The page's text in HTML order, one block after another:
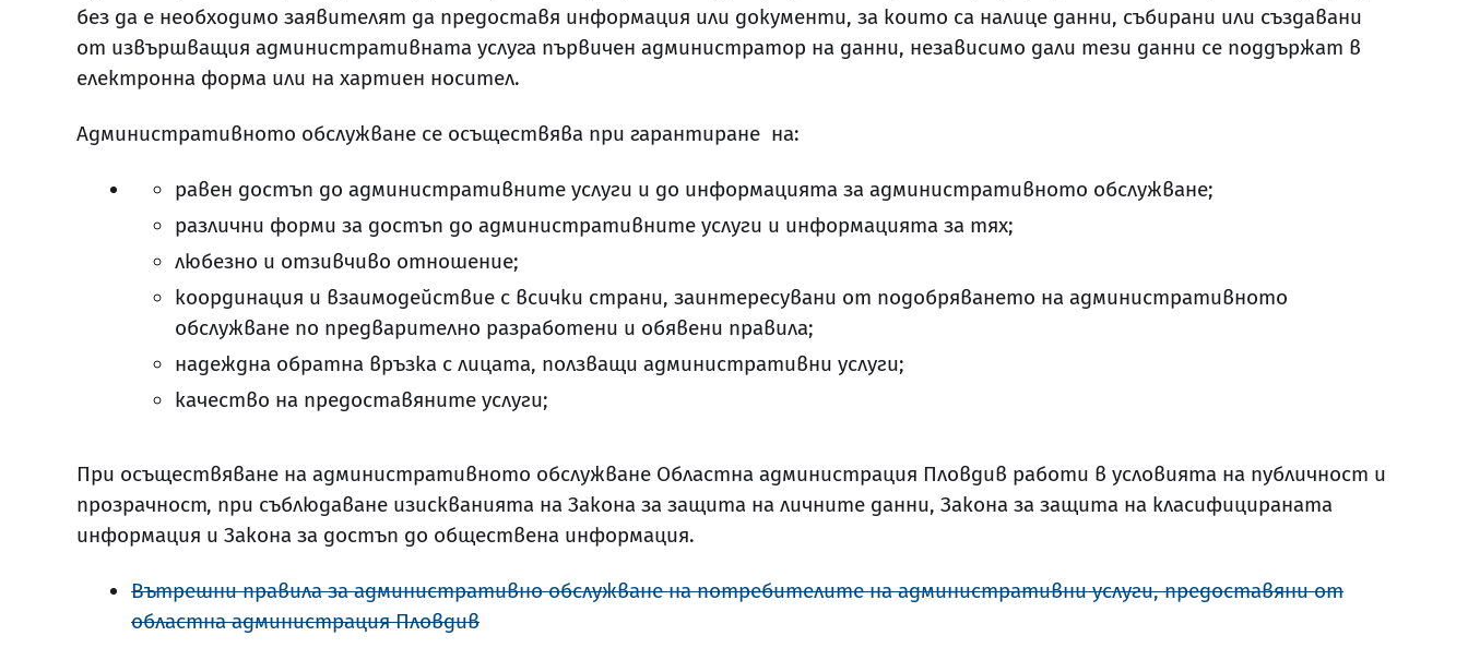
без да е необходимо заявителят да предоставя информация или документи, за които са налице данни, събирани или създавани
от извършващия административната услуга първичен администратор на данни, независимо дали тези данни се поддържат в
електронна форма или на хартиен носител.
Административното обслужване се осъществява при гарантиране на:
равен достъп до административните услуги и до информацията за административното обслужване;
различни форми за достъп до административните услуги и информацията за тях;
любезно и отзивчиво отношение;
координация и взаимодействие с всички страни, заинтересувани от подобряването на административното
обслужване по предварително разработени и обявени правила;
надеждна обратна връзка с лицата, ползващи административни услуги;
качество на предоставяните услуги;
При осъществяване на административното обслужване Областна администрация Пловдив работи в условията на публичност и
прозрачност, при съблюдаване изискванията на Закона за защита на личните данни, Закона за защита на класифицираната
информация и Закона за достъп до обществена информация.
Вътрешни правила за административно обслужване на потребителите на административни услуги, предоставяни от
областна администрация Пловдив